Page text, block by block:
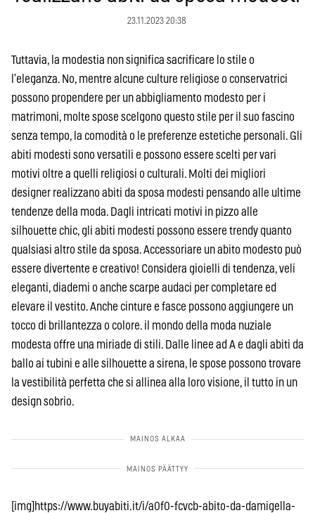
23.11.2023 20:38
Tuttavia, la modestia non significa sacrificare lo stile o
l’eleganza. No, mentre alcune culture religiose o conservatrici
possono propendere per un abbigliamento modesto per i
matrimoni, molte spose scelgono questo stile per il suo fascino
senza tempo, la comodità o le preferenze estetiche personali. Gli
abiti modesti sono versatili e possono essere scelti per vari
motivi oltre a quelli religiosi o culturali. Molti dei migliori
designer realizzano abiti da sposa modesti pensando alle ultime
tendenze della moda. Dagli intricati motivi in pizzo alle
silhouette chic, gli abiti modesti possono essere trendy quanto
qualsiasi altro stile da sposa. Accessoriare un abito modesto può
essere divertente e creativo! Considera gioielli di tendenza, veli
eleganti, diademi o anche scarpe audaci per completare ed
elevare il vestito. Anche cinture e fasce possono aggiungere un
tocco di brillantezza o colore. il mondo della moda nuziale
modesta offre una miriade di stili. Dalle linee ad A e dagli abiti da
ballo ai tubini e alle silhouette a sirena, le spose possono trovare
la vestibilità perfetta che si allinea alla loro visione, il tutto in un
design sobrio.
[img]https://www.buyabiti.it/i/a0f0-fcvcb-abito-da-damigella-